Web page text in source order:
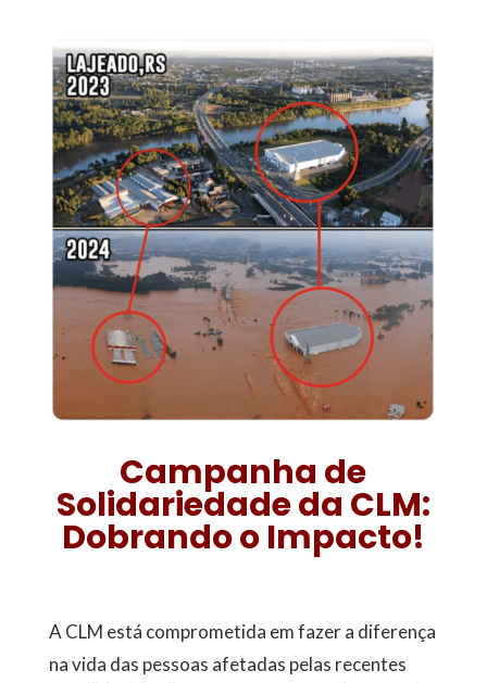
Campanha de
Solidariedade da CLM:
Dobrando o Impacto!
A CLM está comprometida em fazer a diferença
na vida das pessoas afetadas pelas recentes